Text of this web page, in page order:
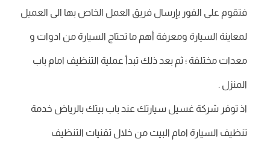
فتقوم على الفور بإرسال فريق العمل الخاص بها الى العميل
لمعاينة السيارة ومعرفة أهم ما تحتاج السيارة من ادوات و
معدات مختلفة ؛ ثم بعد ذلك تبدأ عملية التنظيف امام باب
المنزل .
اذ توفر شركة غسيل سيارتك عند باب بيتك بالرياض خدمة
تنظيف السيارة امام البيت من خلال تقنيات التنظيف